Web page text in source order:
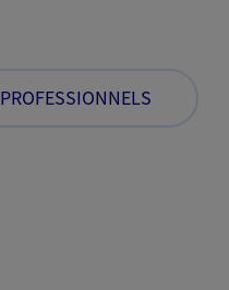
PROFESSIONNELS